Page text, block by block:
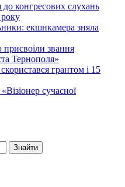
конгресових слухань
екшнкамера зняла
звання
Тернополя»
грантом і 15
сучасної
Знайти